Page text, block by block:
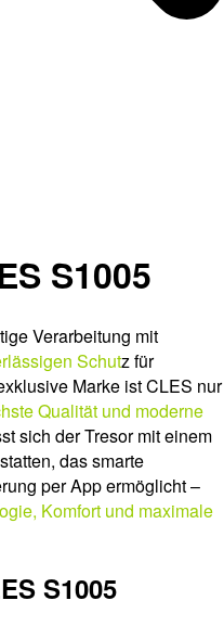
S1005
Verarbeitung mit
Schutz für
Marke ist CLES nur
Qualität und moderne
sich der Tresor mit einem
das smarte
per App ermöglicht –
Komfort und maximale
S1005